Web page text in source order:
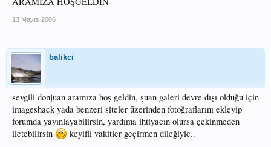
13 Mayıs 2006
balikci
sevgili donjuan aramıza hoş geldin, şuan galeri devre dışı olduğu için
imageshack yada benzeri siteler üzerinden fotoğraflarını ekleyip
forumda yayınlayabilirsin, yardıma ihtiyacın olursa çekinmeden
iletebilirsin
keyifli vakitler geçirmen dileğiyle..